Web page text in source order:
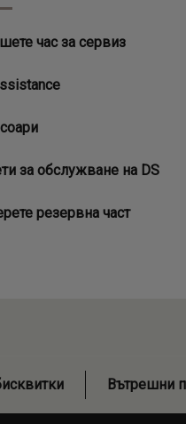
час за сервиз
за обслужване на DS
резервна част
Вътрешни